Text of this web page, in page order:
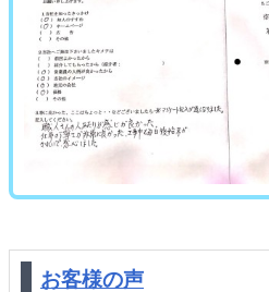
お客様の声